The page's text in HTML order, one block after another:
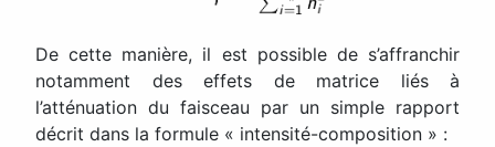
De cette manière, il est possible de s’affranchir
notamment des effets de matrice liés à
l’atténuation du faisceau par un simple rapport
décrit dans la formule « intensité-composition » :